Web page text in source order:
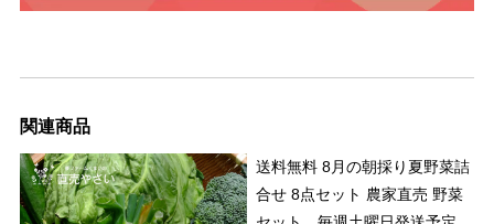
関連商品
送料無料 8月の朝採り夏野菜詰
合せ 8点セット 農家直売 野菜